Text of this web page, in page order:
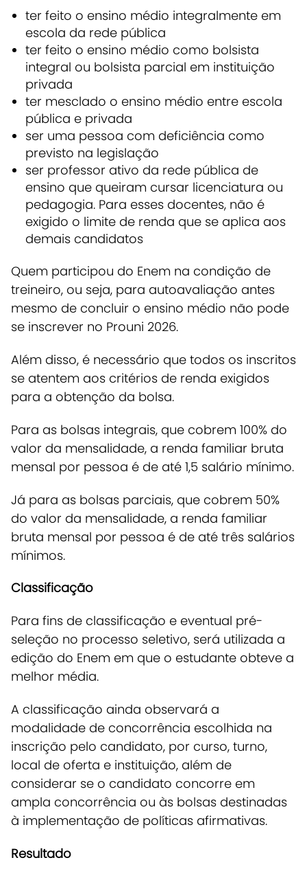
ter feito o ensino médio integralmente em
escola da rede pública
ter feito o ensino médio como bolsista
integral ou bolsista parcial em instituição
privada
ter mesclado o ensino médio entre escola
pública e privada
ser uma pessoa com deficiência como
previsto na legislação
ser professor ativo da rede pública de
ensino que queiram cursar licenciatura ou
pedagogia. Para esses docentes, não é
exigido o limite de renda que se aplica aos
demais candidatos
Quem participou do Enem na condição de
treineiro, ou seja, para autoavaliação antes
mesmo de concluir o ensino médio não pode
se inscrever no Prouni 2026.
Além disso, é necessário que todos os inscritos
se atentem aos critérios de renda exigidos
para a obtenção da bolsa.
Para as bolsas integrais, que cobrem 100% do
valor da mensalidade, a renda familiar bruta
mensal por pessoa é de até 1,5 salário mínimo.
Já para as bolsas parciais, que cobrem 50%
do valor da mensalidade, a renda familiar
bruta mensal por pessoa é de até três salários
mínimos.
Classificação
Para fins de classificação e eventual pré-
seleção no processo seletivo, será utilizada a
edição do Enem em que o estudante obteve a
melhor média.
A classificação ainda observará a
modalidade de concorrência escolhida na
inscrição pelo candidato, por curso, turno,
local de oferta e instituição, além de
considerar se o candidato concorre em
ampla concorrência ou às bolsas destinadas
à implementação de políticas afirmativas.
Resultado